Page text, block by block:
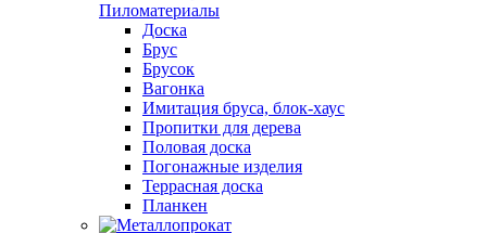
Пиломатериалы
Доска
Брус
Брусок
Вагонка
Имитация бруса, блок-хаус
Пропитки для дерева
Половая доска
Погонажные изделия
Террасная доска
Планкен